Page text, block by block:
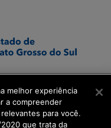
melhor experiência
a compreender
para você.
que trata da